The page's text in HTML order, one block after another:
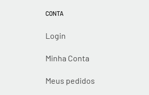
CONTA
Login
Minha Conta
Meus pedidos